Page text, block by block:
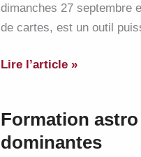
dimanches 27 septembre
de cartes, est un outil
Découvrir
et
étudier
Lire l’article »
Formation
dominantes